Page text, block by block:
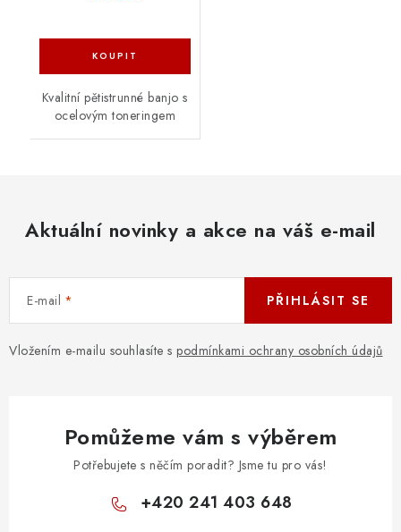
Kvalitní pětistrunné banjo s
ocelovým toneringem
Aktuální novinky a akce na váš e-mail
E-mail
Vložením e-mailu souhlasíte s podmínkami ochrany osobních údajů
PŘIHLÁSIT SE
Pomůžeme vám s výběrem
Potřebujete s něčím poradit? Jsme tu pro vás!
+420 241 403 648